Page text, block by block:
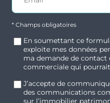
* Champs obligatoires
En soumettant ce
exploite mes données
ma demande de contact
commerciale qui
J’accepte de
des communications
sur l’immobilier